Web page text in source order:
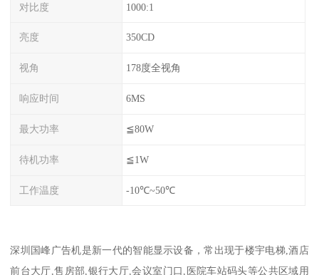
对比度 1000:1
亮度 350CD
视角 178度全视角
响应时间 6MS
最大功率 ≦80W
待机功率 ≦1W
工作温度 -10℃~50℃
深圳国峰广告机是新一代的智能显示设备，常出现于楼宇电梯,酒店
前台大厅,售房部,银行大厅,会议室门口,医院车站码头等公共区域用